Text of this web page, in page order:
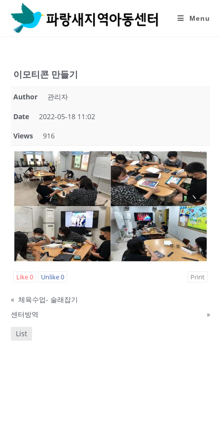
content
Menu
이모티콘 만들기
Author 관리자
Date 2022-05-18 11:02
Views 916
Like0 Unlike0 Print
« 체육수업- 술래잡기
센터방역
»
List